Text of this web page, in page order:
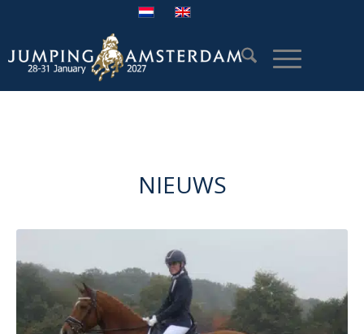
NIEUWS